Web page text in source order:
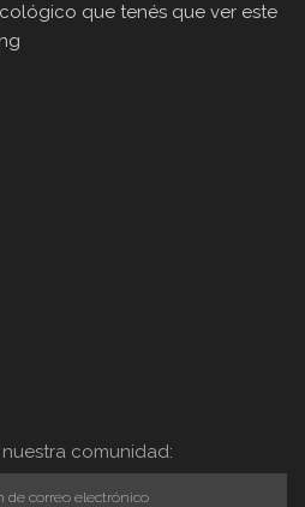
que tenés que ver este
comunidad: